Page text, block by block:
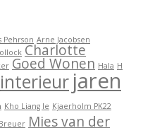
Pehrson Arne Jacobsen
Charlotte
Goed Wonen Hala H
interieur jaren
Kho Liang Ie Kjaerholm PK22
Mies van der